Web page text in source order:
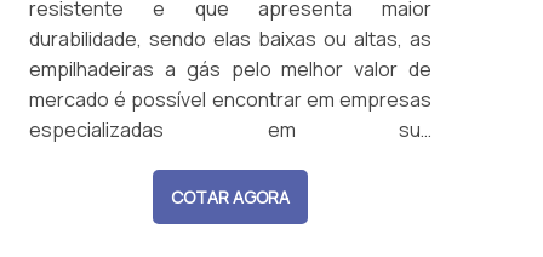
resistente e que apresenta maior
durabilidade, sendo elas baixas ou altas, as
empilhadeiras a gás pelo melhor valor de
mercado é possível encontrar em empresas
especializadas em sua
equipamento A empilhadeira mais em conta é
encontrada no mercado de transportes ou
COTAR AGORA